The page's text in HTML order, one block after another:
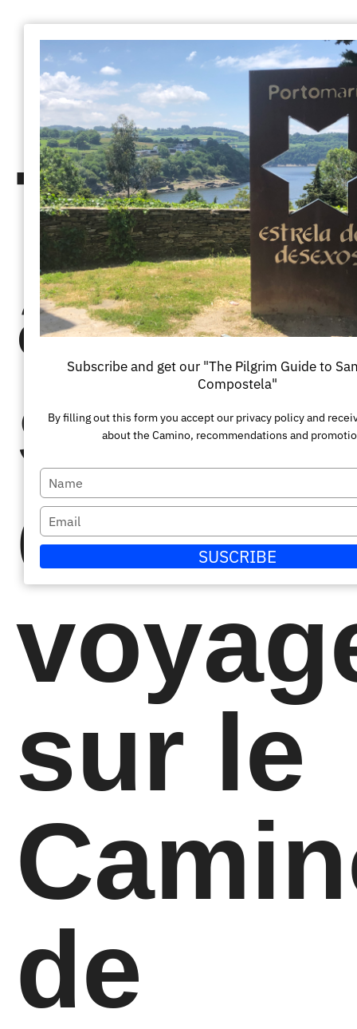
Tirage
au
sort
du
sur le
de
Subscribe and get our "The Pilgrim Guide to
Compostela"
By filling out this form you accept our privacy policy and
about the Camino, recommendations and
Escriba
nombre
Escriba
correo
electrónico
SUSCRIBE